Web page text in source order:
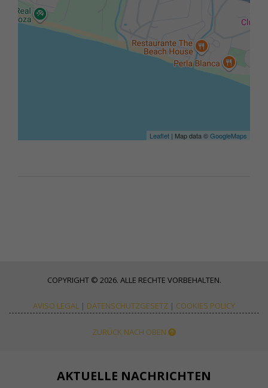
Leaflet | Map data ©GoogleMaps
COPYRIGHT © 2026. ALLE RECHTE VORBEHALTEN.
AVISO LEGAL | DATENSCHUTZGESETZ | COOKIES POLICY
ZURÜCK NACH OBEN
AKTUELLE NACHRICHTEN